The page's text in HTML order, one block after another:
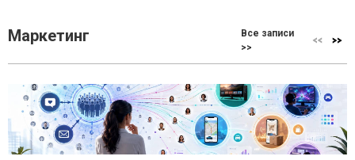
Маркетинг
Все записи
>>